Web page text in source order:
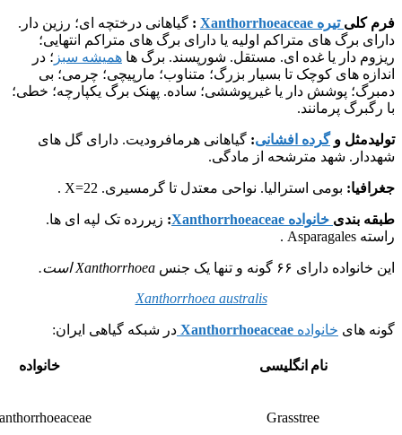
فرم کلی تیره Xanthorrhoeaceae : گیاهانی درختچه ای؛ رزین دار.
دارای برگ های متراکم اولیه یا دارای برگ های متراکم انتهایی؛
ریزوم دار یا غده ای. مستقل. شورپسند. برگ ها همیشه سبز ؛ در
اندازه های کوچک تا بسیار بزرگ؛ متناوب؛ مارپیچی؛ چرمی؛ بی
دمبرگ؛ پوشش دار یا غیرپوششی؛ ساده. پهنک برگ یکپارچه؛ خطی؛
با رگبرگ پرمانند.
تولیدمثل وگرده افشانی: گیاهانی هرمافرودیت. دارای گل های
شهددار. شهد مترشحه از مادگی.
جغرافیا: بومی استرالیا. نواحی معتدل تا گرمسیری. X=22 .
طبقه بندی خانواده Xanthorrhoeaceae : زیررده تک لپه ای ها.
راسته Asparagales .
این خانواده دارای ۶۶ گونه و تنها یک جنس
Xanthorrhoea است.
Xanthorrhoea australis
گونه های خانواده Xanthorrhoeaceae در شبکه گیاهی ایران:
نام انگلیسی خانواده
Grasstree